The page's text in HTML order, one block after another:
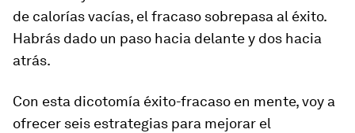
de calorías vacías, el fracaso sobrepasa al éxito.
Habrás dado un paso hacia delante y dos hacia
atrás.
Con esta dicotomía éxito-fracaso en mente, voy a
ofrecer seis estrategias para mejorar el